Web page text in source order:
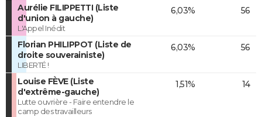
Aurélie FILIPPETTI (Liste
d'union à gauche)
L'Appel Inédit
6,03% 56
Florian PHILIPPOT (Liste de
droite souverainiste)
LIBERTÉ !
6,03% 56
Louise FÈVE (Liste
d'extrême-gauche)
Lutte ouvrière - Faire entendre le
camp des travailleurs
1,51% 14